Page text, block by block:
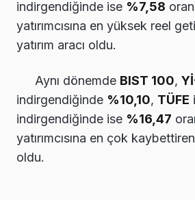
indirgendiğinde ise %7,58
yatırımcısına en yüksek reel
yatırım aracı oldu.
Aynı dönemde BIST 100,
indirgendiğinde %10,10, TÜFE
indirgendiğinde ise %16,47
yatırımcısına en çok kaybettiren
oldu.